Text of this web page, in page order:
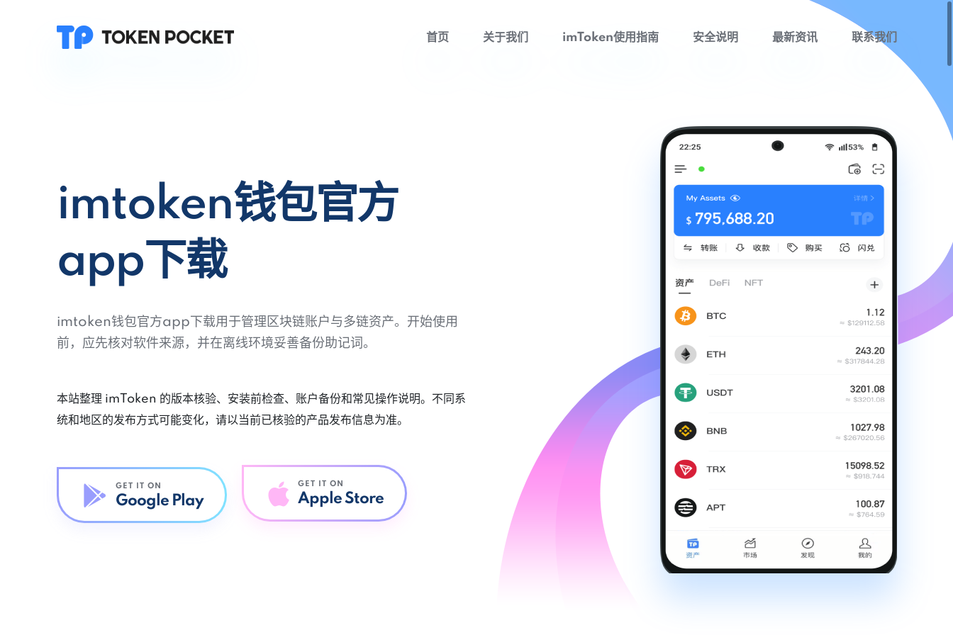
首页 关于我们 imToken使用指南 安全说明 最新资讯 联系我们
imtoken钱包官方
app下载
imtoken钱包官方app下载用于管理区块链账户与多链资产。开始使用
前，应先核对软件来源，并在离线环境妥善备份助记词。
本站整理 imToken 的版本核验、安装前检查、账户备份和常见操作说明。不同系
统和地区的发布方式可能变化，请以当前已核验的产品发布信息为准。
GET IT ON
Google Play
GET IT ON
Apple Store